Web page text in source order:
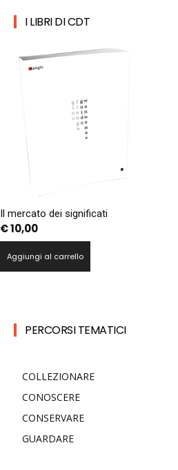
I LIBRI DI CDT
Il mercato dei significati
€10,00
Aggiungi al carrello
PERCORSI TEMATICI
COLLEZIONARE
CONOSCERE
CONSERVARE
GUARDARE